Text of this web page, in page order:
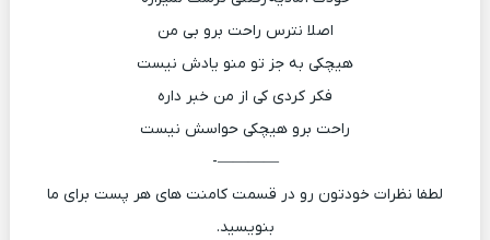
اصلا نترس راحت برو بی من
هیچکی به جز تو منو یادش نیست
فکر کردی کی از من خبر داره
راحت برو هیچکی حواسش نیست
————-
لطفا نظرات خودتون رو در قسمت کامنت های هر پست برای ما
بنویسید.